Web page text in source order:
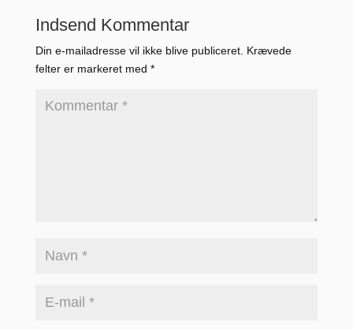
Indsend Kommentar
Din e-mailadresse vil ikke blive publiceret. Krævede
felter er markeret med *